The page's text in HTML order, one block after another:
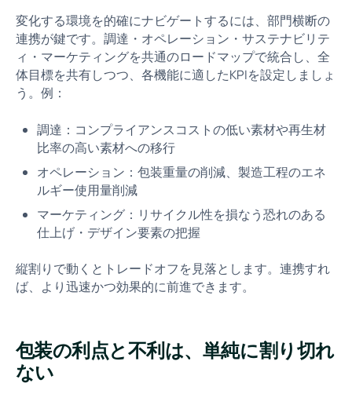
変化する環境を的確にナビゲートするには、部門横断の
連携が鍵です。調達・オペレーション・サステナビリテ
ィ・マーケティングを共通のロードマップで統合し、全
体目標を共有しつつ、各機能に適したKPIを設定しましょ
う。例：
調達：コンプライアンスコストの低い素材や再生材
比率の高い素材への移行
オペレーション：包装重量の削減、製造工程のエネ
ルギー使用量削減
マーケティング：リサイクル性を損なう恐れのある
仕上げ・デザイン要素の把握
縦割りで動くとトレードオフを見落とします。連携すれ
ば、より迅速かつ効果的に前進できます。
包装の利点と不利は、単純に割り切れ
ない